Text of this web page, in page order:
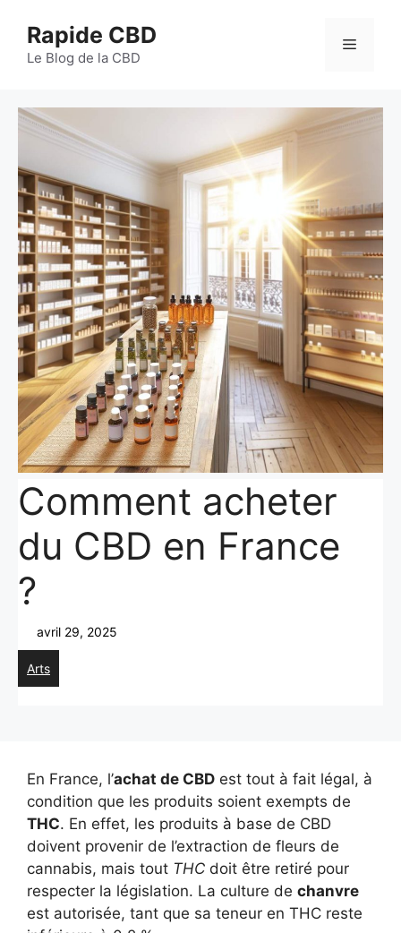
contenu
Rapide CBD
Le Blog de la CBD
Menu
Comment acheter
du CBD en France
?
avril 29, 2025
Arts
En France, l’achat de CBD est tout à fait légal, à
condition que les produits soient exempts de
THC. En effet, les produits à base de CBD
doivent provenir de l’extraction de fleurs de
cannabis, mais tout THC doit être retiré pour
respecter la législation. La culture de chanvre
est autorisée, tant que sa teneur en THC reste